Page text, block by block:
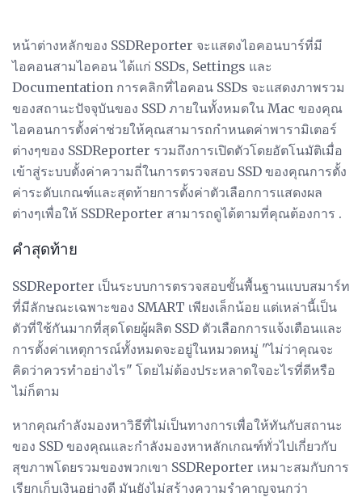
หน้าต่างหลักของ SSDReporter จะแสดงไอคอนบาร์ที่มี
ไอคอนสามไอคอน ได้แก่ SSDs, Settings และ
Documentation การคลิกที่ไอคอน SSDs จะแสดงภาพรวม
ของสถานะปัจจุบันของ SSD ภายในทั้งหมดใน Mac ของคุณ
ไอคอนการตั้งค่าช่วยให้คุณสามารถกำหนดค่าพารามิเตอร์
ต่างๆของ SSDReporter รวมถึงการเปิดตัวโดยอัตโนมัติเมื่อ
เข้าสู่ระบบตั้งค่าความถี่ในการตรวจสอบ SSD ของคุณการตั้ง
ค่าระดับเกณฑ์และสุดท้ายการตั้งค่าตัวเลือกการแสดงผล
ต่างๆเพื่อให้ SSDReporter สามารถดูได้ตามที่คุณต้องการ .
คำสุดท้าย
SSDReporter เป็นระบบการตรวจสอบขั้นพื้นฐานแบบสมาร์ท
ที่มีลักษณะเฉพาะของ SMART เพียงเล็กน้อย แต่เหล่านี้เป็น
ตัวที่ใช้กันมากที่สุดโดยผู้ผลิต SSD ตัวเลือกการแจ้งเตือนและ
การตั้งค่าเหตุการณ์ทั้งหมดจะอยู่ในหมวดหมู่ "ไม่ว่าคุณจะ
คิดว่าควรทำอย่างไร" โดยไม่ต้องประหลาดใจอะไรที่ดีหรือ
ไม่ก็ตาม
หากคุณกำลังมองหาวิธีที่ไม่เป็นทางการเพื่อให้ทันกับสถานะ
ของ SSD ของคุณและกำลังมองหาหลักเกณฑ์ทั่วไปเกี่ยวกับ
สุขภาพโดยรวมของพวกเขา SSDReporter เหมาะสมกับการ
เรียกเก็บเงินอย่างดี มันยังไม่สร้างความรำคาญจนกว่า